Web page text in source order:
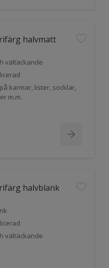
halvmatt
vältäckande
karmar, lister, socklar,
m.m.
halvblank
vältäckande